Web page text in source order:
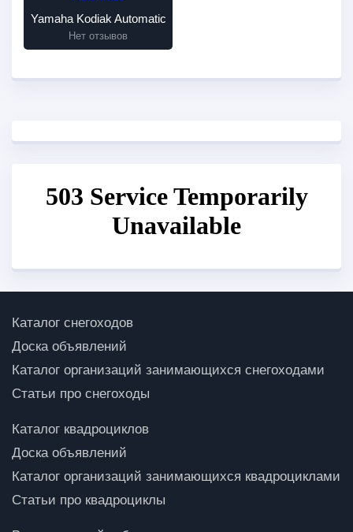
Yamaha Kodiak Automatic
Нет отзывов
Каталог снегоходов
Доска объявлений
Каталог организаций занимающихся снегоходами
Статьи про снегоходы
Каталог квадроциклов
Доска объявлений
Каталог организаций занимающихся квадроциклами
Статьи про квадроциклы